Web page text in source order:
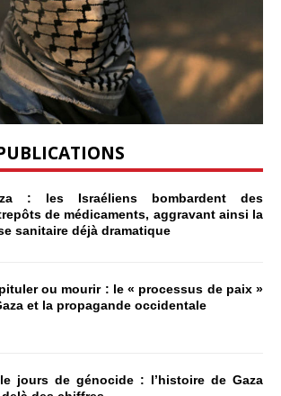
: les Israéliens bombardent des
de médicaments, aggravant ainsi la
sanitaire déjà dramatique
ou mourir : le « processus de paix »
et la propagande occidentale
jours de génocide : l’histoire de Gaza